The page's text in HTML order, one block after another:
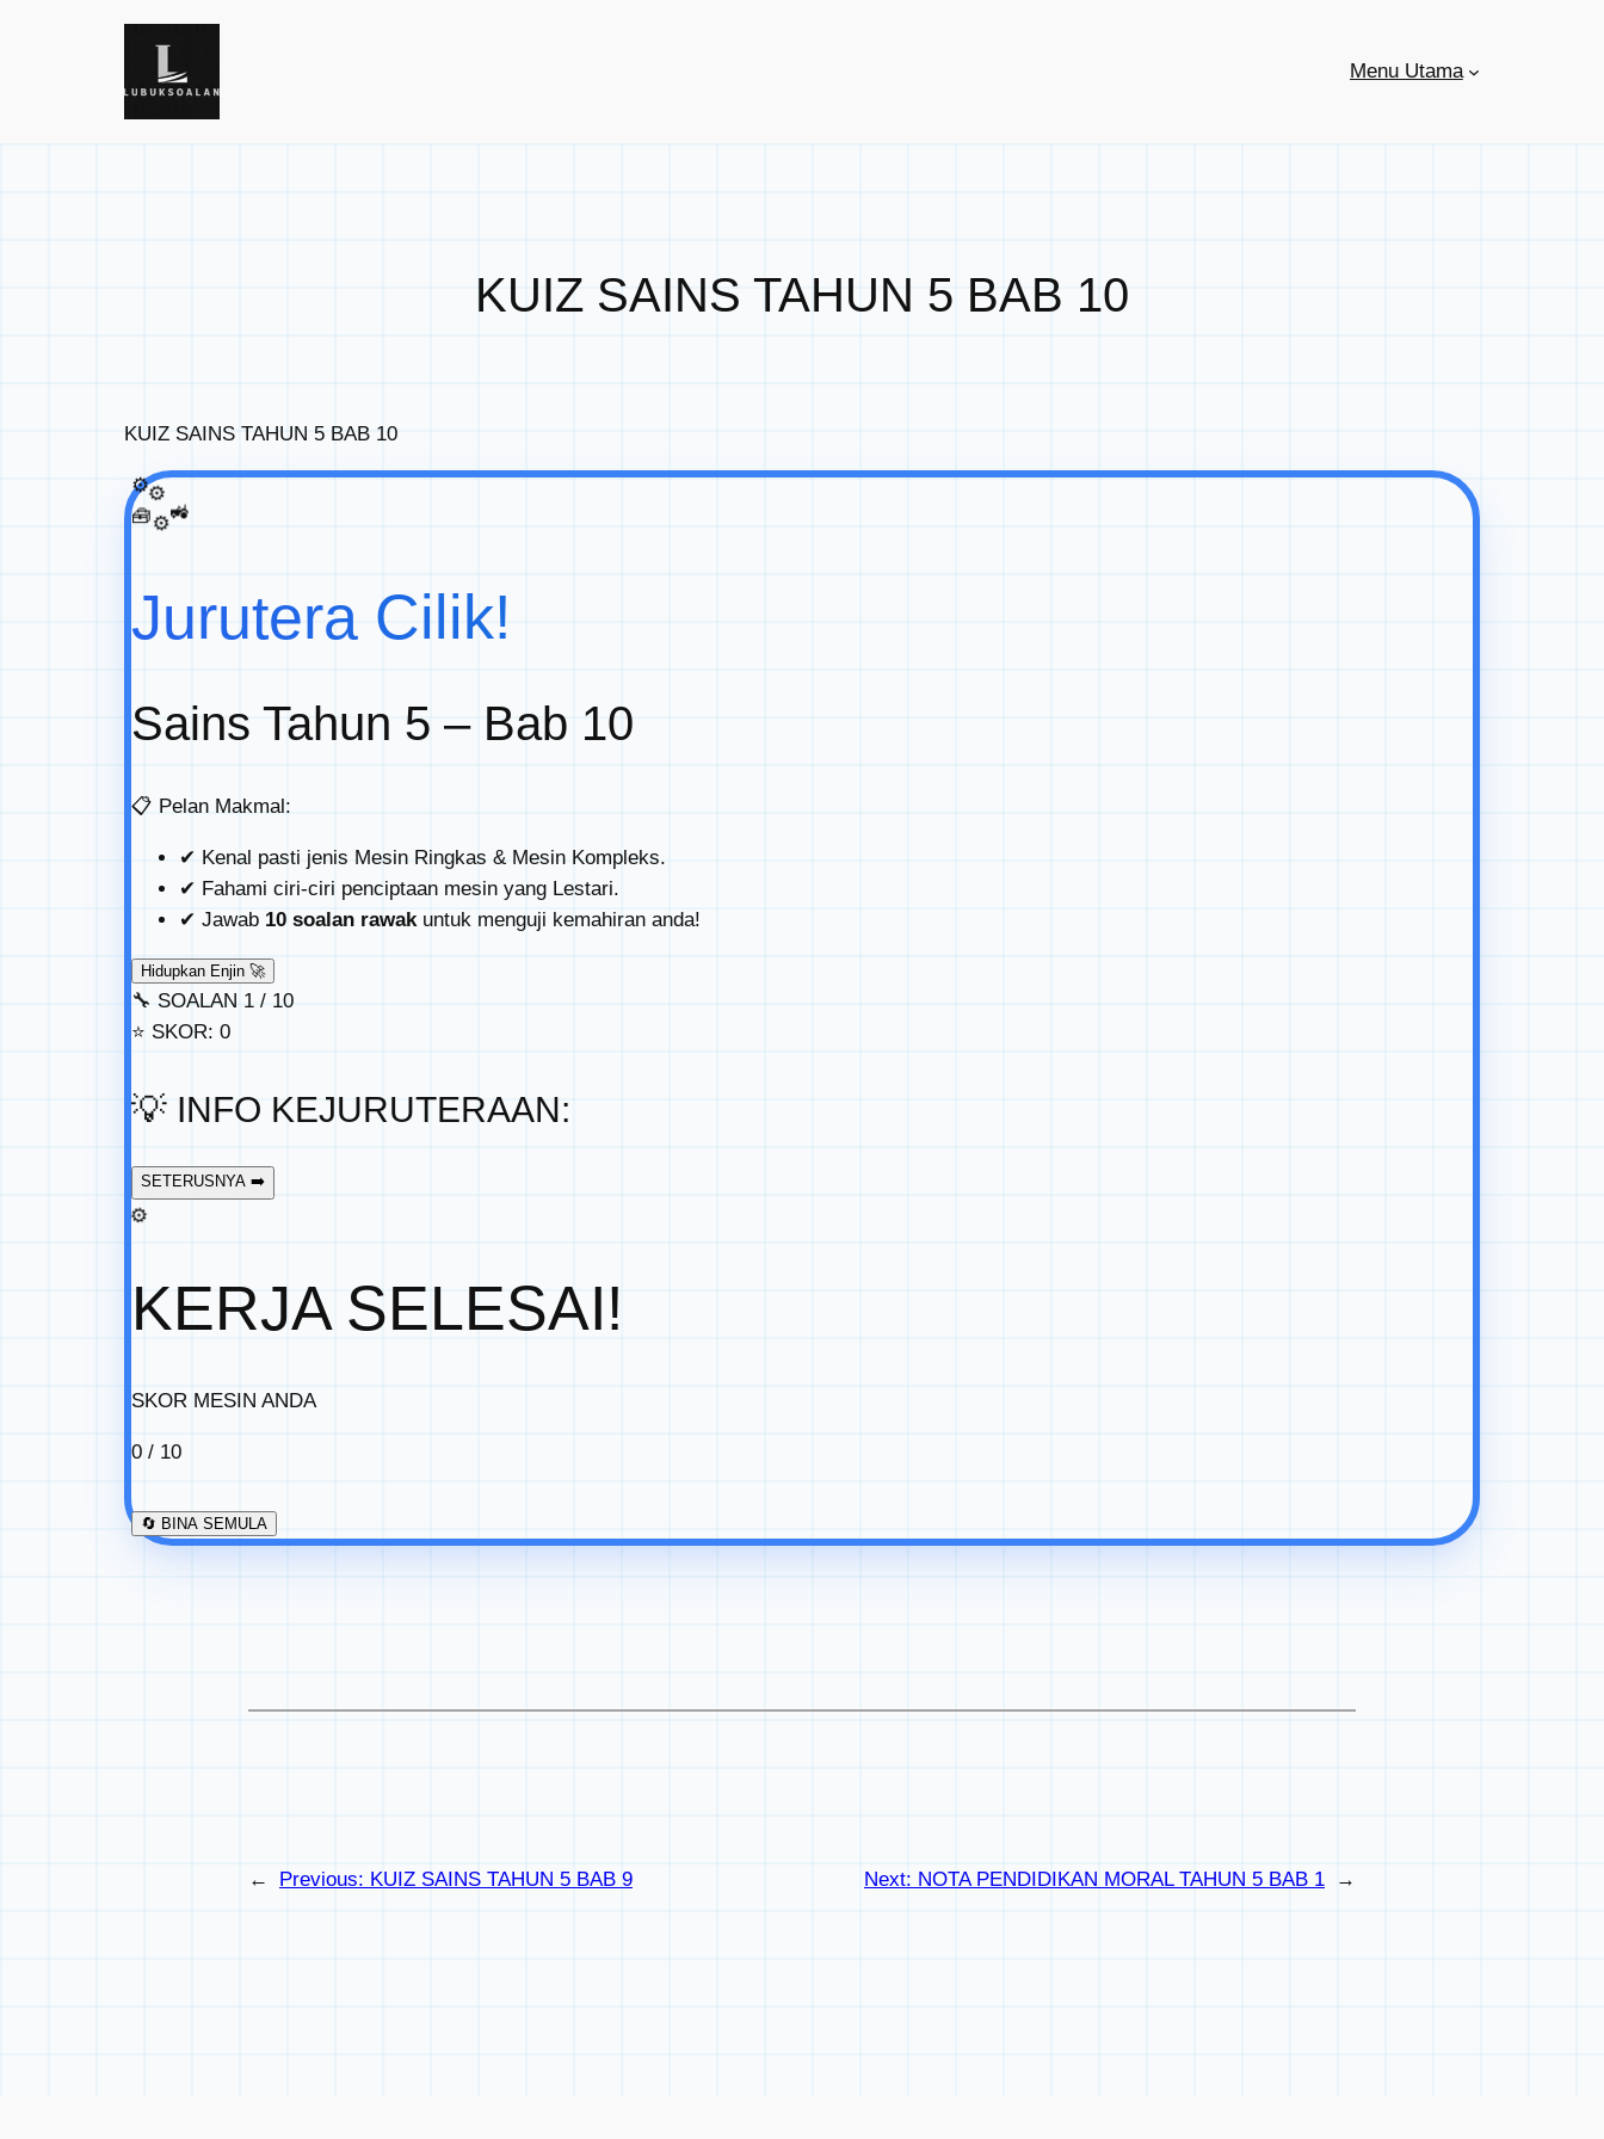
Menu Utama
KUIZ SAINS TAHUN 5 BAB 10
KUIZ SAINS TAHUN 5 BAB 10
⚙️⚙️
🧰⚙️🚜
Jurutera Cilik!
Sains Tahun 5 – Bab 10
📋 Pelan Makmal:
✔ Kenal pasti jenis Mesin Ringkas & Mesin Kompleks.
✔ Fahami ciri-ciri penciptaan mesin yang Lestari.
✔ Jawab 10 soalan rawak untuk menguji kemahiran anda!
Hidupkan Enjin 🚀
🔧 SOALAN 1 / 10
⭐ SKOR: 0
💡 INFO KEJURUTERAAN:
SETERUSNYA ➡️
⚙️
KERJA SELESAI!
SKOR MESIN ANDA
0 / 10
🔄 BINA SEMULA
← Previous: KUIZ SAINS TAHUN 5 BAB 9 Next: NOTA PENDIDIKAN MORAL TAHUN 5 BAB 1 →